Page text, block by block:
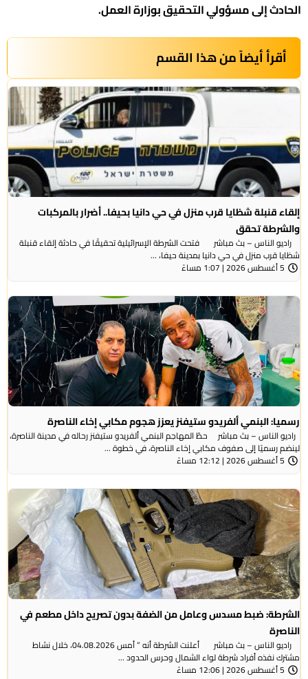
الحادث إلى مسؤولي التحقيق بوزارة العمل.
أقرأ أيضاً من هذا القسم
إلقاء قنبلة شظايا قرب منزل في حي دانيا بحيفا.. أضرار بالمركبات
والشرطة تحقق
راديو الناس – بث مباشر فتحت الشرطة الإسرائيلية تحقيقًا في حادثة إلقاء قنبلة
شظايا قرب منزل في حي دانيا بمدينة حيفا، ...
5 أغسطس 2026 | 1:07 مساءً
رسميا: البنمي ألفريدو ستيفنز يعزز هجوم مكابي إخاء الناصرة
راديو الناس – بث مباشر حطّ المهاجم البنمي ألفريدو ستيفنز رحاله في مدينة الناصرة،
لينضم رسميًا إلى صفوف مكابي إخاء الناصرة، في خطوة ...
5 أغسطس 2026 | 12:12 مساءً
الشرطة: ضبط مسدس وعامل من الضفة بدون تصريح داخل مطعم في
الناصرة
راديو الناس – بث مباشر أعلنت الشرطة أنه ” أمس 04.08.2026، خلال نشاط
مشترك نفذه أفراد شرطة لواء الشمال وحرس الحدود ...
5 أغسطس 2026 | 12:06 مساءً